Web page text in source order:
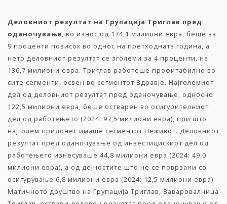
Деловниот резултат на Групација Триглав пред
оданочување, во износ од 174,1 милиони евра, беше за
9 проценти повисок во однос на претходната година, а
нето деловниот резултат се зголеми за 4 проценти, на
136,7 милиони евра. Триглав работеше профитабилно во
сите сегменти, освен во сегментот Здравје. Најголемиот
дел од деловниот резултат пред оданочување, односно
122,5 милиони евра, беше остварен во осигурителниот
дел од работењето (2024: 97,5 милиони евра), при што
најголем придонес имаше сегментот Неживот. Деловниот
резултат пред оданочување од инвестицискиот дел од
работењето изнесуваше 44,8 милиони евра (2024: 49,0
милиони евра), а од дејностите што не се поврзани со
осигурување 6,8 милиони евра (2024: 12,5 милиони евра).
Матичното друштво на Групација Триглав, Заваровалница